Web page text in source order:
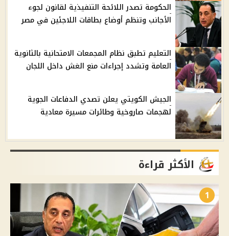
الحكومة تصدر اللائحة التنفيذية لقانون لجوء
الأجانب وتنظم أوضاع بطاقات اللاجئين في مصر
التعليم تطبق نظام المجمعات الامتحانية بالثانوية
العامة وتشدد إجراءات منع الغش داخل اللجان
الجيش الكويتي يعلن تصدي الدفاعات الجوية
لهجمات صاروخية وطائرات مسيرة معادية
الأكثر قراءة
1